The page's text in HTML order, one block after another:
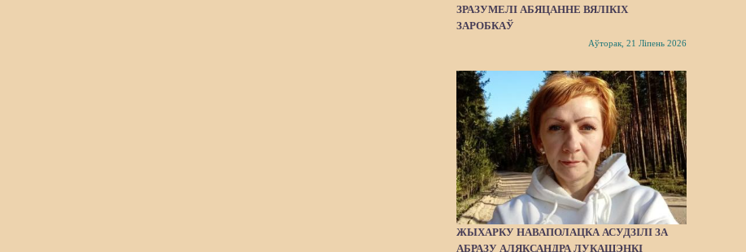
ЗРАЗУМЕЛІ АБЯЦАННЕ ВЯЛІКІХ
ЗАРОБКАЎ
Аўторак, 21 Ліпень 2026
ЖЫХАРКУ НАВАПОЛАЦКА АСУДЗІЛІ ЗА
АБРАЗУ АЛЯКСАНДРА ЛУКАШЭНКІ